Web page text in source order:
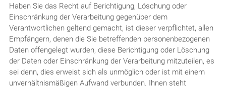
Haben Sie das Recht auf Berichtigung, Löschung oder
Einschränkung der Verarbeitung gegenüber dem
Verantwortlichen geltend gemacht, ist dieser verpflichtet, allen
Empfängern, denen die Sie betreffenden personenbezogenen
Daten offengelegt wurden, diese Berichtigung oder Löschung
der Daten oder Einschränkung der Verarbeitung mitzuteilen, es
sei denn, dies erweist sich als unmöglich oder ist mit einem
unverhältnismäßigen Aufwand verbunden. Ihnen steht